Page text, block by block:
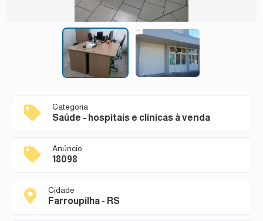
Categoria
Saúde - hospitais e clinicas à venda
Anúncio
18098
Cidade
Farroupilha - RS